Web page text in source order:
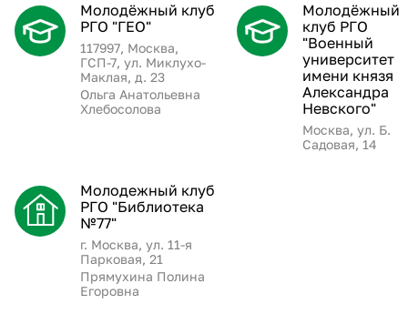
Молодёжный клуб
РГО "ГЕО"
117997, Москва,
ГСП-7, ул. Миклухо-
Маклая, д. 23
Ольга Анатольевна
Хлебосолова
Молодёжный
клуб РГО
"Военный
университет
имени князя
Александра
Невского"
Москва, ул. Б.
Садовая, 14
Молодежный клуб
РГО "Библиотека
№77"
г. Москва, ул. 11-я
Парковая, 21
Прямухина Полина
Егоровна